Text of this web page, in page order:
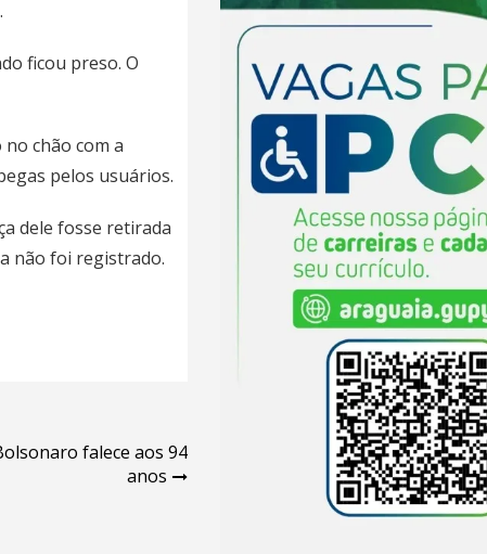
ficou preso. O
chão com a
pelos usuários.
dele fosse retirada
não foi registrado.
falece aos 94
anos